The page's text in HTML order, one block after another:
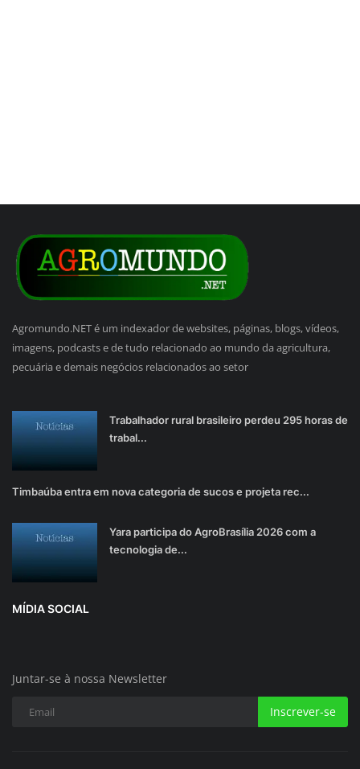
Agromundo.NET é um indexador de websites, páginas, blogs, vídeos,
imagens, podcasts e de tudo relacionado ao mundo da agricultura,
pecuária e demais negócios relacionados ao setor
Trabalhador rural brasileiro perdeu 295 horas de
trabal...
Timbaúba entra em nova categoria de sucos e projeta rec...
Yara participa do AgroBrasília 2026 com a
tecnologia de...
MÍDIA SOCIAL
Juntar-se à nossa Newsletter
Inscrever-se